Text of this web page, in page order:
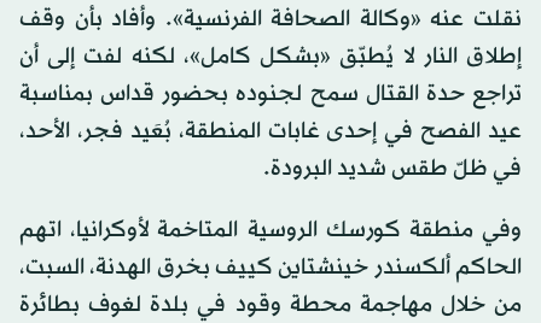
نقلت عنه «وكالة الصحافة الفرنسية». وأفاد بأن وقف
إطلاق النار لا يُطبّق «بشكل كامل»، لكنه لفت إلى أن
تراجع حدة القتال سمح لجنوده بحضور قداس بمناسبة
عيد الفصح في إحدى غابات المنطقة، بُعَيد فجر، الأحد،
في ظلّ طقس شديد البرودة.
وفي منطقة كورسك الروسية المتاخمة لأوكرانيا، اتهم
الحاكم ألكسندر خينشتاين كييف بخرق الهدنة، السبت،
من خلال مهاجمة محطة وقود في بلدة لغوف بطائرة